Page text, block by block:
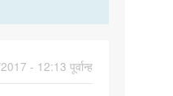
- 12:13 पूर्वान्ह